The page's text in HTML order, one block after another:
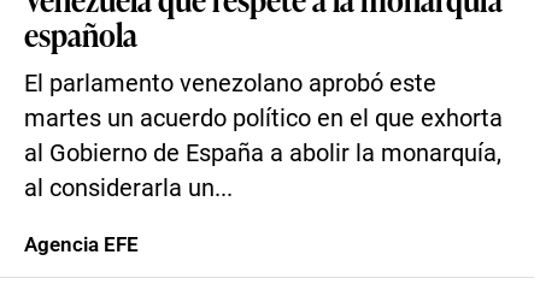
española
El parlamento venezolano aprobó este
martes un acuerdo político en el que exhorta
al Gobierno de España a abolir la monarquía,
al considerarla un...
Agencia EFE